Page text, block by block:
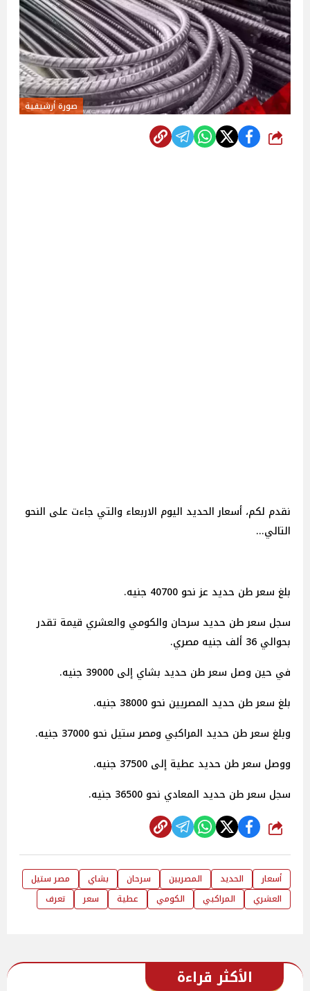
صورة أرشيفية
شارك
نقدم لكم، أسعار الحديد اليوم الاربعاء والتي جاءت على النحو
التالي...
بلغ سعر طن حديد عز نحو 40700 جنيه.
سجل سعر طن حديد سرحان والكومي والعشري قيمة تقدر
بحوالي 36 ألف جنيه مصري.
في حين وصل سعر طن حديد بشاي إلى 39000 جنيه.
بلغ سعر طن حديد المصريين نحو 38000 جنيه.
وبلغ سعر طن حديد المراكبي ومصر ستيل نحو 37000 جنيه.
ووصل سعر طن حديد عطية إلى 37500 جنيه.
سجل سعر طن حديد المعادي نحو 36500 جنيه.
شارك
أسعار الحديد المصريين سرحان بشاي
مصر ستيل
العشري
المراكبي الكومي عطية سعر تعرف
الأكثر قراءة